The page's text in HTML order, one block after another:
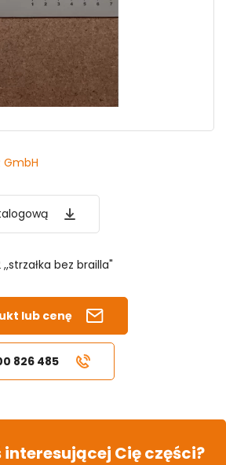
GmbH
bez brailla"
lub cenę
826 485
interesującej Cię części?